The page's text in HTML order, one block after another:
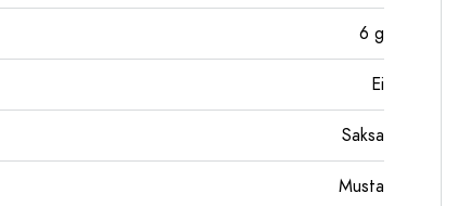
6 g
Ei
Saksa
Musta